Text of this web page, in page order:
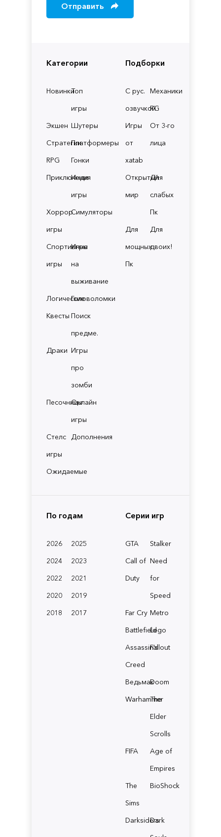
Категории
НовинкиТоп
игры
Экшен Шутеры
СтратегииПлатформеры
RPG
Гонки
Приключения
Инди
игры
Хоррор
игры
Симуляторы
Спортивные
игры
Игры
на
выживание
ЛогическиеГоловоломки
Квесты Поиск
предме.
Драки Игры
про
зомби
ПесочницыОнлайн
игры
Стелс
игры
Дополнения
Ожидаемые
Подборки
С рус.
озвучкой
Механики
RG
Игры
от
xatab
От 3-го
лица
Открытый
мир
Для
слабых
Пк
Для
мощных
Пк
Для
двоих!
По годам
2026
2025
2024
2023
2022
2021
2020
2019
2018
2017
Серии игр
GTA
Stalker
Call of
Duty
Need
for
Speed
Far Cry Metro
BattlefieldLego
Assassin's
Creed
Fallout
ВедьмакDoom
Warhammer
The
Elder
Scrolls
FIFA
Age of
Empires
The
Sims
BioShock
Darksiders
Dark
Отправить